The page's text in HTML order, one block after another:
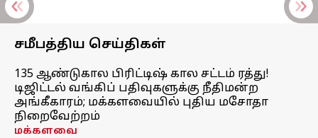
சமீபத்திய செய்திகள்
135 ஆண்டுகால பிரிட்டிஷ் கால சட்டம் ரத்து!
டிஜிட்டல் வங்கிப் பதிவுகளுக்கு நீதிமன்ற
அங்கீகாரம்; மக்களவையில் புதிய மசோதா
நிறைவேற்றம்
மக்களவை